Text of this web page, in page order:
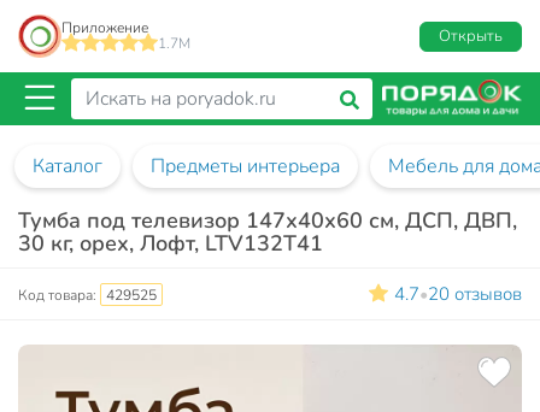
Приложение
1.7M
Открыть
Каталог Предметы интерьера Мебель для
Тумба под телевизор 147х40х60 см, ДСП, ДВП,
30 кг, орех, Лофт, LTV132T41
Код товара: 429525 4.7•20 отзывов